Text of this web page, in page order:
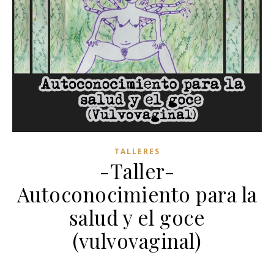
TALLERES
-Taller-
Autoconocimiento para la
salud y el goce
(vulvovaginal)